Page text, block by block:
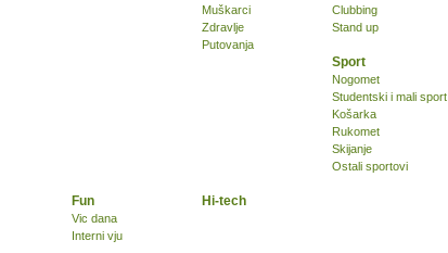
Muškarci
Zdravlje
Putovanja
Clubbing
Stand up
Sport
Nogomet
Studentski i mali sport
Košarka
Rukomet
Skijanje
Ostali sportovi
Fun
Vic dana
Interni vju
Hi-tech